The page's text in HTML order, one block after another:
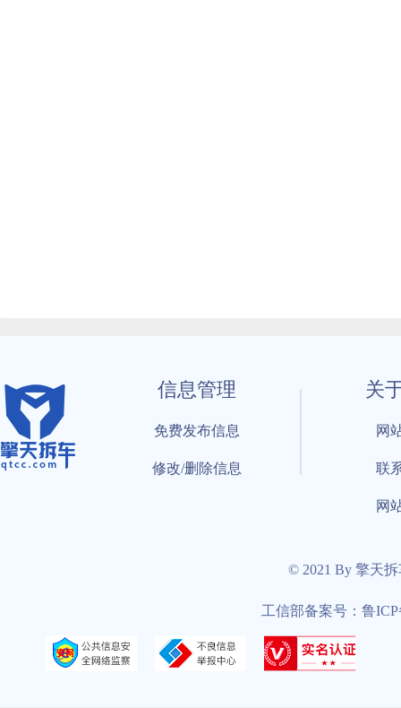
信息管理
免费发布信息
修改/删除信息
关
网
联
网
© 2021 By 擎天
工信部备案号：鲁